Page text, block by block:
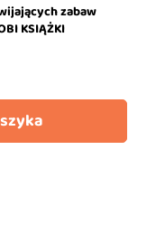
zabaw
KSIĄŻKI